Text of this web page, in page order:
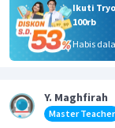
Ikuti
100rb
Habis
Y. Maghfirah
Master Teacher